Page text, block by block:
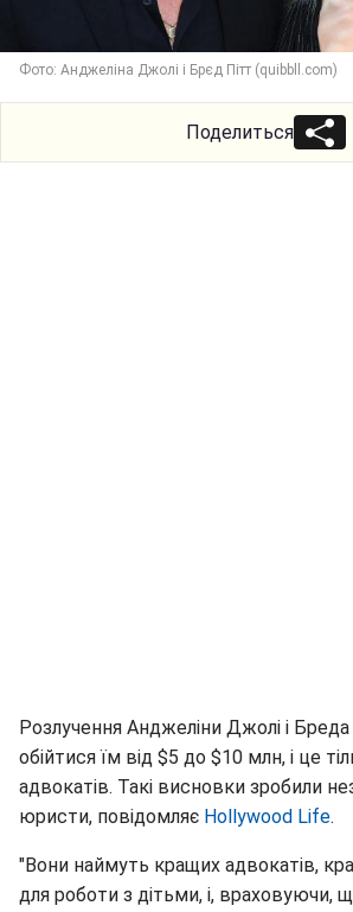
Фото: Анджеліна Джолі і Брєд Пітт (quibbll.com)
Поделиться
Розлучення Анджеліни Джолі і
обійтися їм від $5 до $10 млн, і це
адвокатів. Такі висновки зробили
юристи, повідомляє Hollywood Life.
"Вони наймуть кращих адвокатів,
для роботи з дітьми, і, враховуючи,